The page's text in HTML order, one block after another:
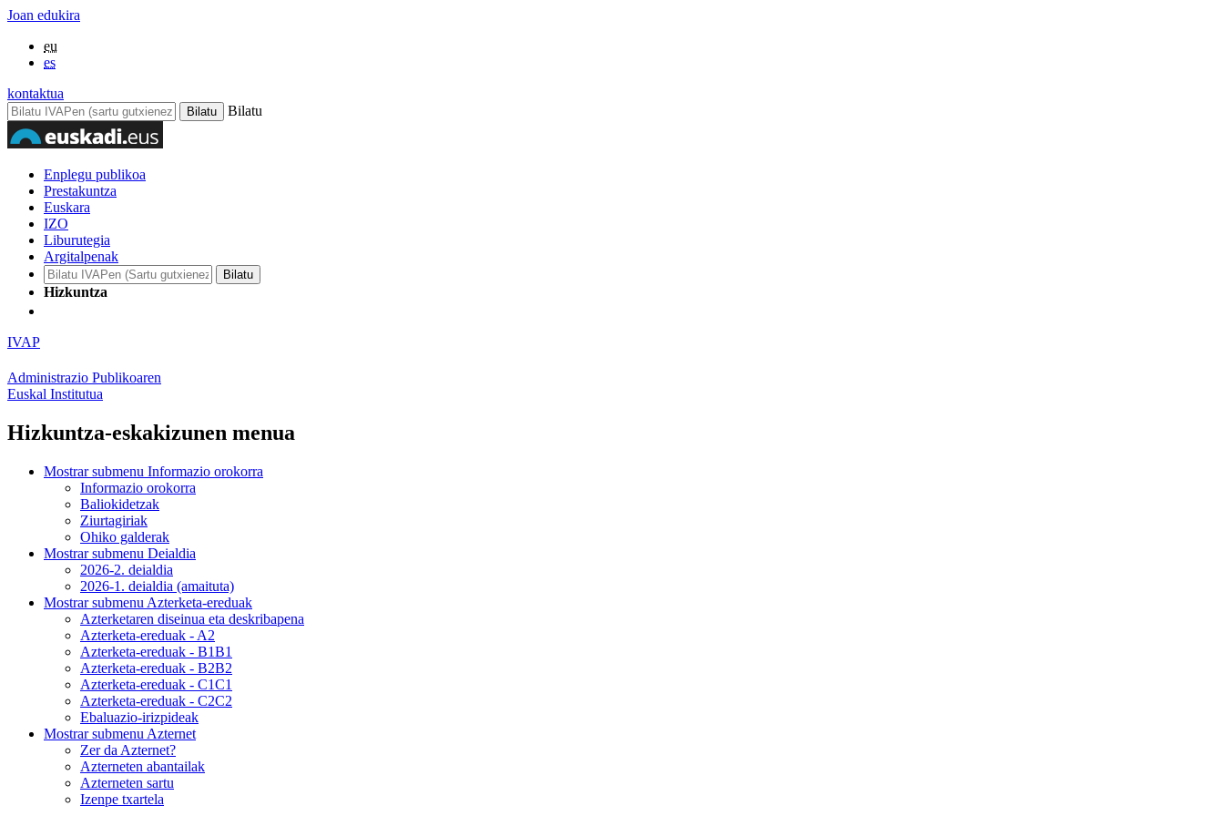
Joan edukira
eu
es
kontaktua
Bilatu
Enplegu publikoa
Prestakuntza
Euskara
IZO
Liburutegia
Argitalpenak
Hizkuntza
IVAP
Administrazio Publikoaren
Euskal Institutua
Hizkuntza-eskakizunen menua
Mostrar submenu Informazio orokorra
Informazio orokorra
Baliokidetzak
Ziurtagiriak
Ohiko galderak
Mostrar submenu Deialdia
2026-2. deialdia
2026-1. deialdia (amaituta)
Mostrar submenu Azterketa-ereduak
Azterketaren diseinua eta deskribapena
Azterketa-ereduak - A2
Azterketa-ereduak - B1B1
Azterketa-ereduak - B2B2
Azterketa-ereduak - C1C1
Azterketa-ereduak - C2C2
Ebaluazio-irizpideak
Mostrar submenu Azternet
Zer da Azternet?
Azterneten abantailak
Azterneten sartu
Izenpe txartela